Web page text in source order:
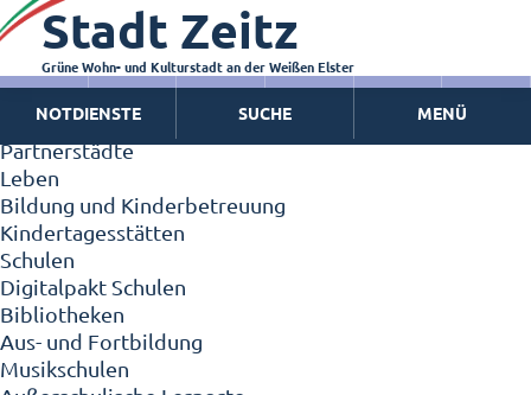
Zeitz - Die Kleinstadt
Willkommen in Zeitz!
Interview mit Oberbürgermeister Christian Thieme
Zeitz - Stadt der Zukunft
Ortschaften
Partnerstädte
Leben
Bildung und Kinderbetreuung
Kindertagesstätten
Schulen
Digitalpakt Schulen
Bibliotheken
Aus- und Fortbildung
Musikschulen
Stadt Zeitz
Grüne Wohn- und Kulturstadt an der Weißen Elster
NOTDIENSTE SUCHE MENÜ